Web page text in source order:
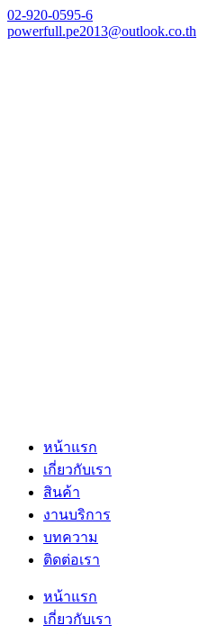
Skip
to
02-920-0595-6
powerfull.pe2013@outlook.co.th
หน้าแรก
เกี่ยวกับเรา
สินค้า
งานบริการ
บทความ
ติดต่อเรา
หน้าแรก
เกี่ยวกับเรา